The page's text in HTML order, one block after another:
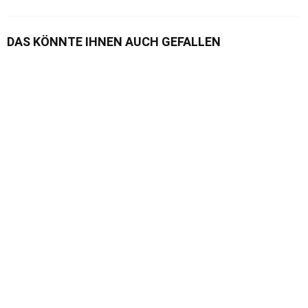
DAS KÖNNTE IHNEN AUCH GEFALLEN